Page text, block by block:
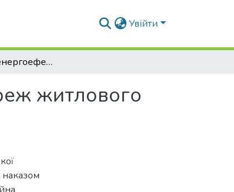
Увійти
Підвищення енергоефективності електричних мереж житлового багатоквартирного будинку
житлового
наказом